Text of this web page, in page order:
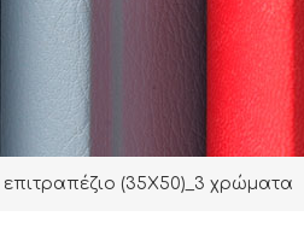
επιτραπέζιο (35Χ50)_3 χρώματα